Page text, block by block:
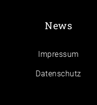
News
Impressum
Daten­schutz